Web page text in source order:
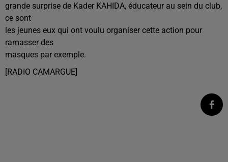
grande surprise de Kader KAHIDA, éducateur au sein du club,
ce sont
les jeunes eux qui ont voulu organiser cette action pour
ramasser des
masques par exemple.
[RADIO CAMARGUE]